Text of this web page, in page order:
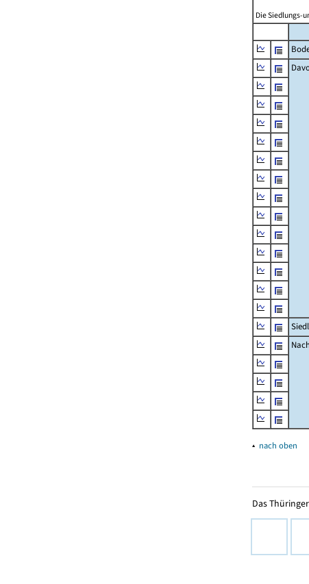
Die Siedlungs-
▴ nach oben
Das